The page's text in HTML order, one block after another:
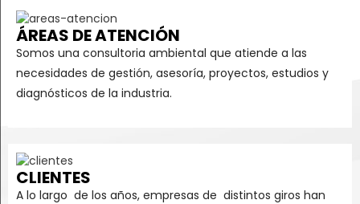
ÁREAS DE ATENCIÓN
Somos una consultoria ambiental que atiende a las
necesidades de gestión, asesoría, proyectos, estudios y
diagnósticos de la industria.
CLIENTES
A lo largo de los años, empresas de distintos giros han